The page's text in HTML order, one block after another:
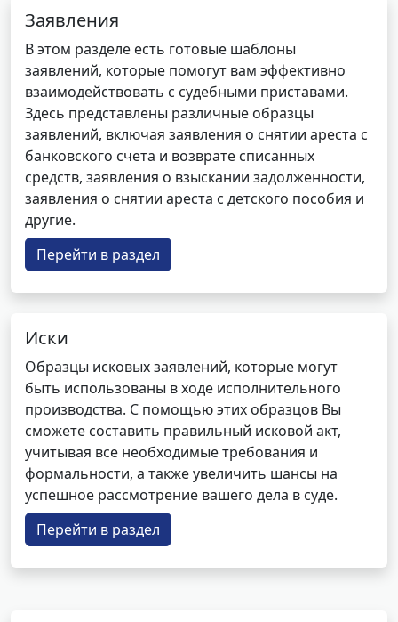
Заявления
В этом разделе есть готовые шаблоны
заявлений, которые помогут вам эффективно
взаимодействовать с судебными приставами.
Здесь представлены различные образцы
заявлений, включая заявления о снятии ареста с
банковского счета и возврате списанных
средств, заявления о взыскании задолженности,
заявления о снятии ареста с детского пособия и
другие.
Перейти в раздел
Иски
Образцы исковых заявлений, которые могут
быть использованы в ходе исполнительного
производства. С помощью этих образцов Вы
сможете составить правильный исковой акт,
учитывая все необходимые требования и
формальности, а также увеличить шансы на
успешное рассмотрение вашего дела в суде.
Перейти в раздел